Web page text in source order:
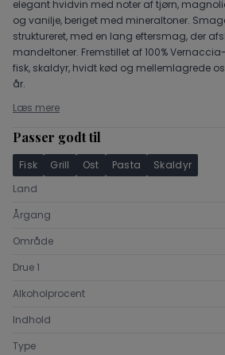
elegant hvidvin med noter af tjørn,
og vanilje, beriget med mineraltoner.
struktureret, med en lang eftersmag, der
mandeltoner. Fremstillet af 100%
fisk, skaldyr, hvidt kød og mellemlagrede
år.
Læs mere
Passer godt til
Fisk Grill Ost Pasta
Skaldyr
Land
Årgang
Område
Drue 1
Alkoholprocent
Indhold
Type